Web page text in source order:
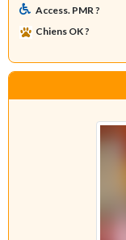
Access. PMR ?
Chiens OK ?